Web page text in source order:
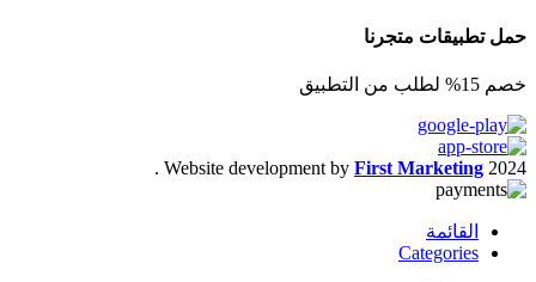
حمل تطبيقات متجرنا
خصم 15% لطلب من التطبيق
Website development by First Marketing 2024
.
القائمة
Categories